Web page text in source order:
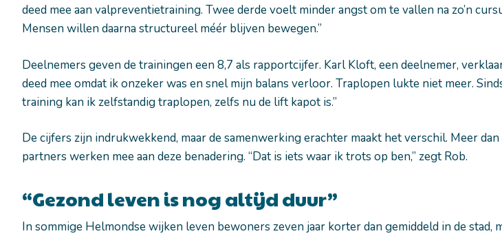
deed mee aan valpreventietraining. Twee derde voelt minder angst om te vallen na zo’n
Mensen willen daarna structureel méér blijven bewegen.”
Deelnemers geven de trainingen een 8,7 als rapportcijfer. Karl Kloft, een deelnemer,
deed mee omdat ik onzeker was en snel mijn balans verloor. Traplopen lukte niet meer.
training kan ik zelfstandig traplopen, zelfs nu de lift kapot is.”
De cijfers zijn indrukwekkend, maar de samenwerking erachter maakt het verschil. Meer
partners werken mee aan deze benadering. “Dat is iets waar ik trots op ben,” zegt Rob.
“Gezond leven is nog altijd duur”
In sommige Helmondse wijken leven bewoners zeven jaar korter dan gemiddeld in de stad,